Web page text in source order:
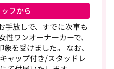
フから
手放しで、すでに次車も
ワンオーナーカーで、
を受けました。 なお、
ャップ付き/スタッドレ